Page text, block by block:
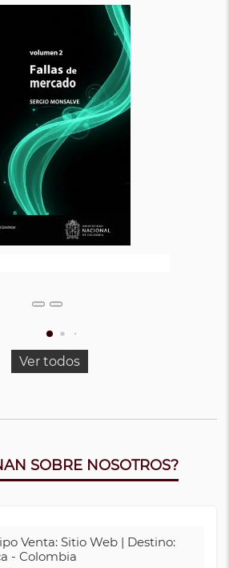
Ver todos
SOBRE NOSOTROS?
Venta: Sitio Web | Destino:
- Colombia